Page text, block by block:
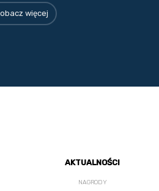
więcej
AKTUALNOŚCI
NAGRODY